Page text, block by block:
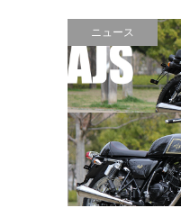
ニュース